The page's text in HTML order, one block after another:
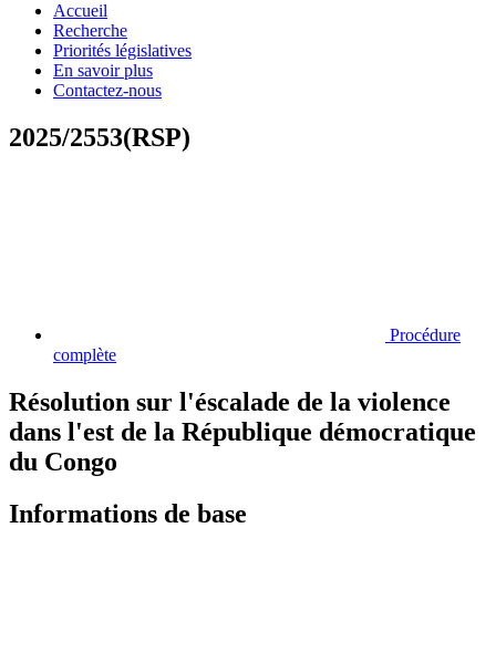
Accueil
Recherche
Priorités législatives
En savoir plus
Contactez-nous
2025/2553(RSP)
Procédure
complète
Résolution sur l'éscalade de la violence
dans l'est de la République démocratique
du Congo
Informations de base